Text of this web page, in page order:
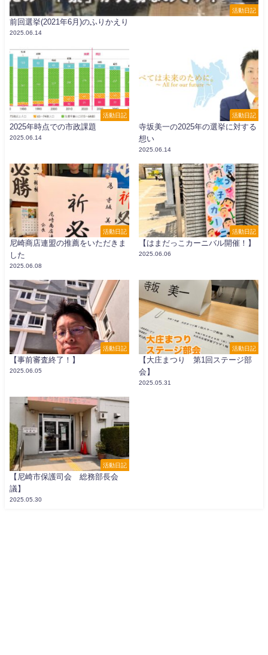
活動日記
前回選挙(2021年6月)のふりかえり
2025.06.14
活動日記
2025年時点での市政課題
2025.06.14
活動日記
寺坂美一の2025年の選挙に対する
想い
2025.06.14
活動日記
尼崎商店連盟の推薦をいただきま
した
2025.06.08
活動日記
【はまだっこカーニバル開催！】
2025.06.06
活動日記
【事前審査終了！】
2025.06.05
活動日記
【大庄まつり 第1回ステージ部
会】
2025.05.31
活動日記
【尼崎市保護司会 総務部長会
議】
2025.05.30